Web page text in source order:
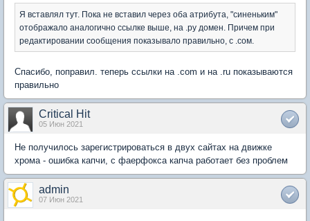
Я вставлял тут. Пока не вставил через оба атрибута, "синеньким"
отображало аналогично ссылке выше, на .ру домен. Причем при
редактировании сообщения показывало правильно, с .сом.
Спасибо, поправил. теперь ссылки на .com и на .ru показываются
правильно
Critical Hit
05 Июн 2021
Не получилось зарегистрироваться в двух сайтах на движке
хрома - ошибка капчи, с фаерфокса капча работает без проблем
admin
07 Июн 2021